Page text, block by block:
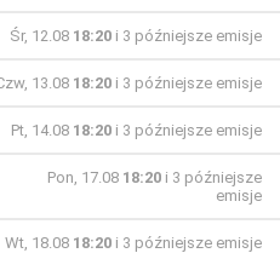
Śr, 12.08 18:20 i 3 późniejsze emisje
13.08 18:20 i 3 późniejsze emisje
Pt, 14.08 18:20 i 3 późniejsze emisje
Pon, 17.08 18:20 i 3 późniejsze
emisje
Wt, 18.08 18:20 i 3 późniejsze emisje